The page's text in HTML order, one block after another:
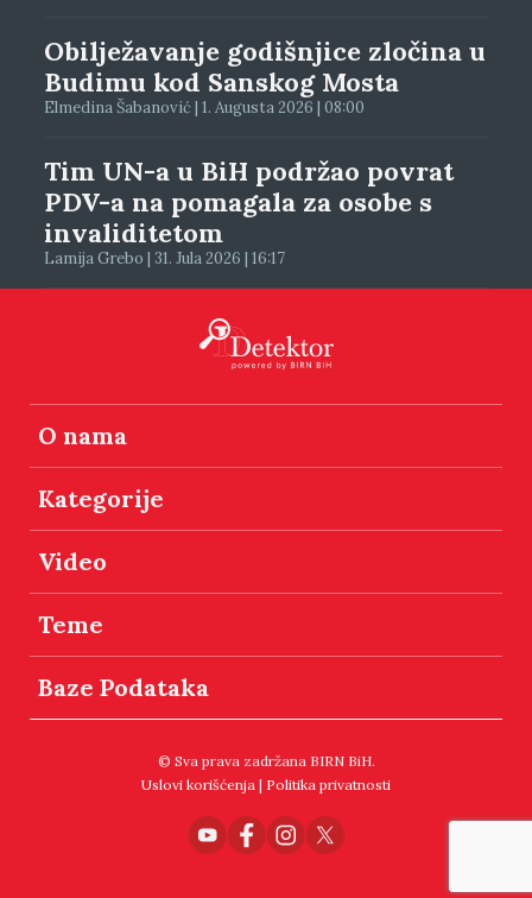
Obilježavanje godišnjice zločina u
Budimu kod Sanskog Mosta
Elmedina Šabanović | 1. Augusta 2026 | 08:00
Tim UN-a u BiH podržao povrat
PDV-a na pomagala za osobe s
invaliditetom
Lamija Grebo | 31. Jula 2026 | 16:17
O nama
Kategorije
Video
Teme
Baze Podataka
© Sva prava zadržana BIRN BiH.
Uslovi korišćenja | Politika privatnosti